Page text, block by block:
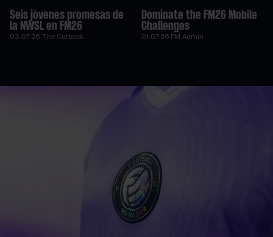
Seis jóvenes promesas de
la NWSL en FM26
03.07.26 The Cutback
Dominate the FM26 Mobile
Challenges
01.07.26 FM Admin